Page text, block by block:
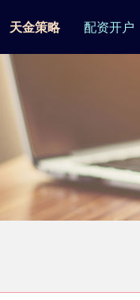
天金策略 配资开户